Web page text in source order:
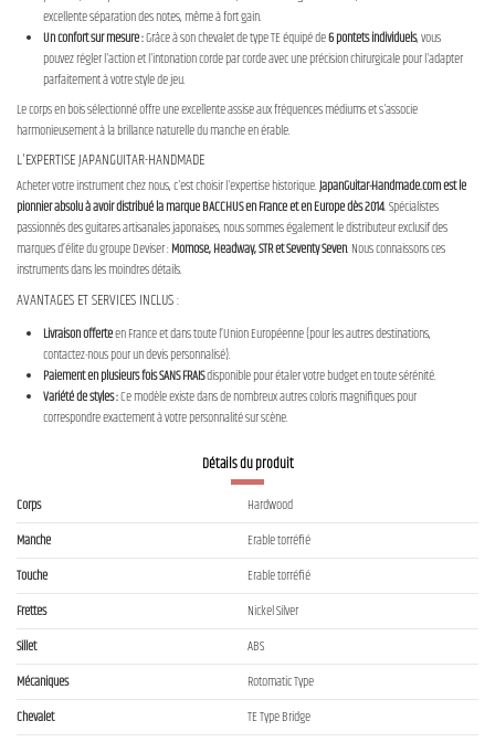
excellente séparation des notes, même à fort gain.
Un confort sur mesure :Grâce à son chevalet de type TE équipé de6 pontets individuels, vous
pouvez régler l'action et l'intonation corde par corde avec une précision chirurgicale pour l'adapter
parfaitement à votre style de jeu.
Le corps en bois sélectionné offre une excellente assise aux fréquences médiums et s'associe
harmonieusement à la brillance naturelle du manche en érable.
L'EXPERTISE JAPANGUITAR-HANDMADE
Acheter votre instrument chez nous, c'est choisir l'expertise historique.JapanGuitar-Handmade.com est le
pionnier absolu à avoir distribué la marque BACCHUS en France et en Europe dès 2014. Spécialistes
passionnés des guitares artisanales japonaises, nous sommes également le distributeur exclusif des
marques d’élite du groupe Deviser : Momose, Headway, STR et Seventy Seven. Nous connaissons ces
instruments dans les moindres détails.
AVANTAGES ET SERVICES INCLUS :
Livraison offerteen France et dans toute l’Union Européenne (pour les autres destinations,
contactez-nous pour un devis personnalisé).
Paiement en plusieurs fois SANS FRAISdisponible pour étaler votre budget en toute sérénité.
Variété de styles :Ce modèle existe dans de nombreux autres coloris magnifiques pour
correspondre exactement à votre personnalité sur scène.
Détails du produit
Corps
Hardwood
Manche
Erable torréfié
Touche
Erable torréfié
Frettes
Nickel Silver
Sillet
ABS
Mécaniques
Rotomatic Type
Chevalet
TE Type Bridge